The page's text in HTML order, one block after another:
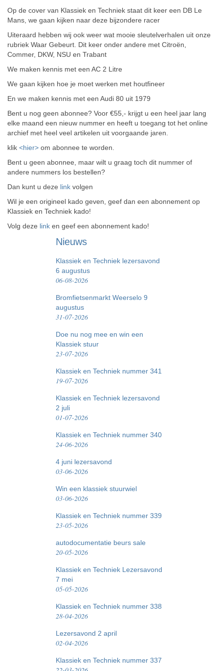
Op de cover van Klassiek en Techniek staat dit keer een DB Le
Mans, we gaan kijken naar deze bijzondere racer
Uiteraard hebben wij ook weer wat mooie sleutelverhalen uit onze
rubriek Waar Gebeurt. Dit keer onder andere met Citroën,
Commer, DKW, NSU en Trabant
We maken kennis met een AC 2 Litre
We gaan kijken hoe je moet werken met houtfineer
En we maken kennis met een Audi 80 uit 1979
Bent u nog geen abonnee? Voor €55,- krijgt u een heel jaar lang
elke maand een nieuw nummer en heeft u toegang tot het online
archief met heel veel artikelen uit voorgaande jaren.
klik <hier> om abonnee te worden.
Bent u geen abonnee, maar wilt u graag toch dit nummer of
andere nummers los bestellen?
Dan kunt u deze link volgen
Wil je een origineel kado geven, geef dan een abonnement op
Klassiek en Techniek kado!
Volg deze link en geef een abonnement kado!
Nieuws
Klassiek en Techniek lezersavond
6 augustus
06-08-2026
Bromfietsenmarkt Weerselo 9
augustus
31-07-2026
Doe nu nog mee en win een
Klassiek stuur
23-07-2026
Klassiek en Techniek nummer 341
19-07-2026
Klassiek en Techniek lezersavond
2 juli
01-07-2026
Klassiek en Techniek nummer 340
24-06-2026
4 juni lezersavond
03-06-2026
Win een klassiek stuurwiel
03-06-2026
Klassiek en Techniek nummer 339
23-05-2026
autodocumentatie beurs sale
20-05-2026
Klassiek en Techniek Lezersavond
7 mei
05-05-2026
Klassiek en Techniek nummer 338
28-04-2026
Lezersavond 2 april
02-04-2026
Klassiek en Techniek nummer 337